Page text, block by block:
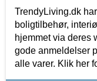
TrendyLiving.dk
boligtilbehør,
hjemmet via deres
gode anmeldelser
alle varer. Klik her